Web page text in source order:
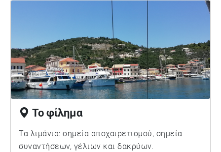
Το φίλημα
Τα λιμάνια: σημεία αποχαιρετισμού, σημεία
συναντήσεων, γέλιων και δακρύων.